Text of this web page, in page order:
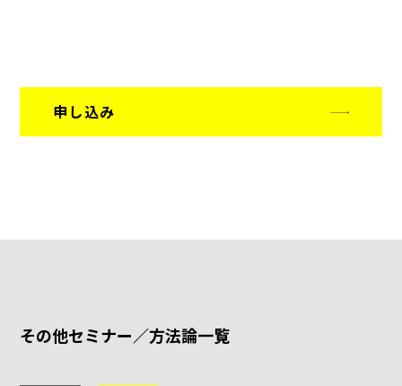
申し込み
その他セミナー／方法論一覧